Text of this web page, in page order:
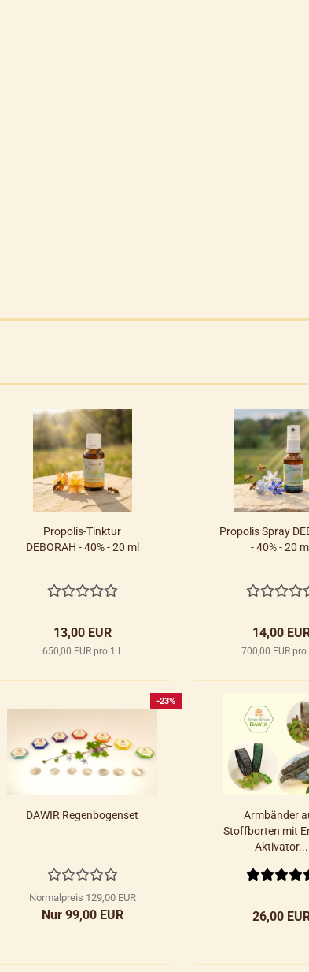
Propolis-Tinktur
DEBORAH - 40% - 20 ml
13,00 EUR
650,00 EUR pro 1 L
Propolis Spray
- 40% - 20 ml
14,00
700,00 EUR pro
-23%
DAWIR Regenbogenset
Normalpreis 129,00 EUR
Nur 99,00 EUR
Armbänder
Stoffborten mit
Aktivator...
26,00